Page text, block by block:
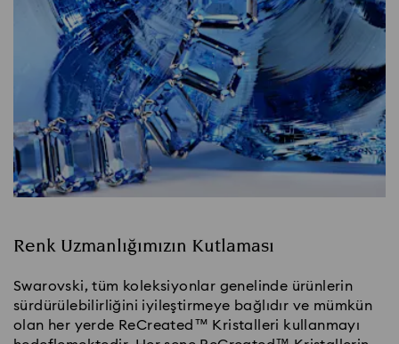
Renk Uzmanlığımızın Kutlaması
Swarovski, tüm koleksiyonlar genelinde ürünlerin
sürdürülebilirliğini iyileştirmeye bağlıdır ve mümkün
olan her yerde ReCreated™ Kristalleri kullanmayı